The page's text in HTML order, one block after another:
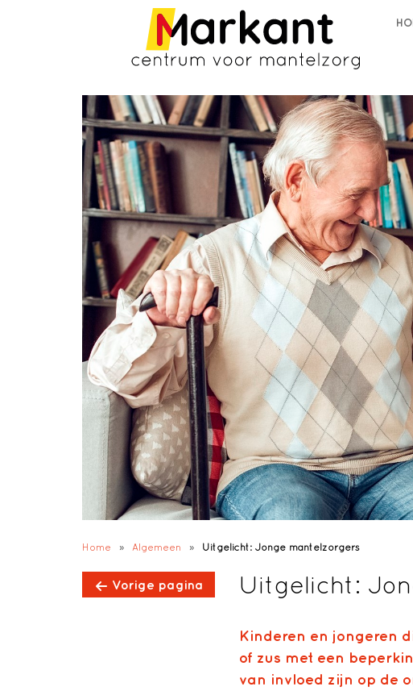
Home » Algemeen » Uitgelicht: Jonge mantelzorgers
Vorige pagina Uitgelicht:
Kinderen en jongeren
of zus met een
van invloed zijn op de